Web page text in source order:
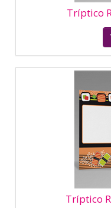
Tríptico